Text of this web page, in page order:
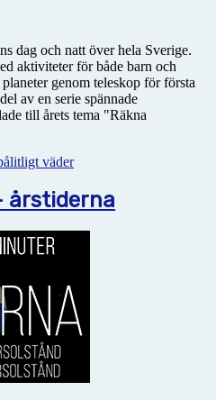
dag och natt över hela Sverige.
aktiviteter för både barn och
genom teleskop för första
av en serie spännade
till årets tema "Räkna
väder
årstiderna